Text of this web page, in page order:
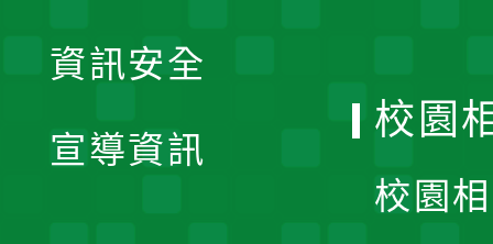
資訊安全
宣導資訊
校園
校園